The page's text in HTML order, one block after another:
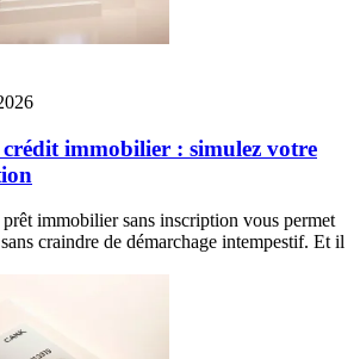
immobilier : simulez votre
immobilier sans inscription vous permet
craindre de démarchage intempestif. Et il